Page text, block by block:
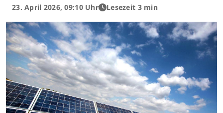
23. April 2026, 09:10 Uhr Lesezeit 3 min